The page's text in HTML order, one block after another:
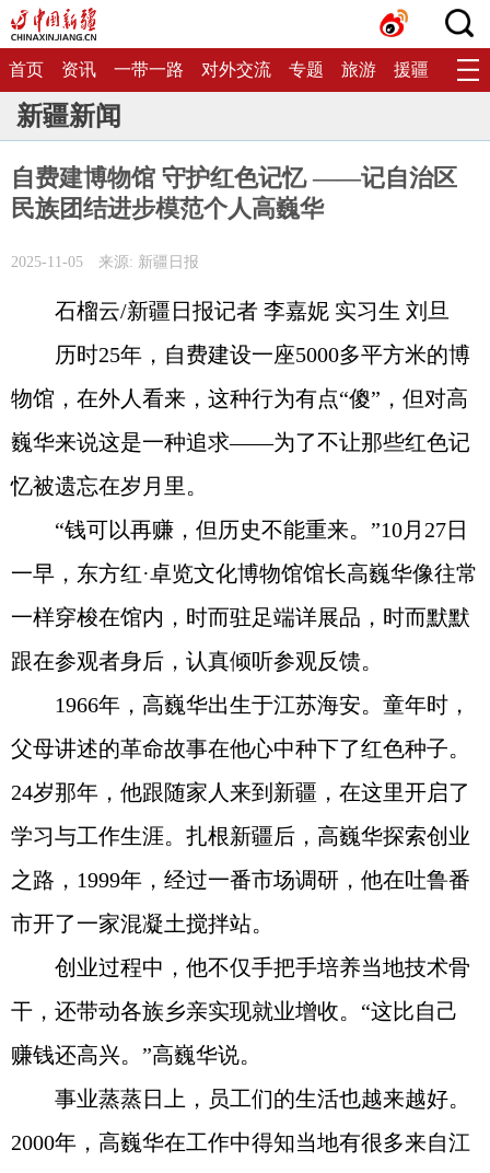
首页 资讯 一带一路 对外交流 专题 旅游 援疆 生态
新疆新闻
自费建博物馆 守护红色记忆 ——记自治区
民族团结进步模范个人高巍华
2025-11-05 来源: 新疆日报
石榴云/新疆日报记者 李嘉妮 实习生 刘旦
历时25年，自费建设一座5000多平方米的博
物馆，在外人看来，这种行为有点“傻”，但对高
巍华来说这是一种追求——为了不让那些红色记
忆被遗忘在岁月里。
“钱可以再赚，但历史不能重来。”10月27日
一早，东方红·卓览文化博物馆馆长高巍华像往常
一样穿梭在馆内，时而驻足端详展品，时而默默
跟在参观者身后，认真倾听参观反馈。
1966年，高巍华出生于江苏海安。童年时，
父母讲述的革命故事在他心中种下了红色种子。
24岁那年，他跟随家人来到新疆，在这里开启了
学习与工作生涯。扎根新疆后，高巍华探索创业
之路，1999年，经过一番市场调研，他在吐鲁番
市开了一家混凝土搅拌站。
创业过程中，他不仅手把手培养当地技术骨
干，还带动各族乡亲实现就业增收。“这比自己
赚钱还高兴。”高巍华说。
事业蒸蒸日上，员工们的生活也越来越好。
2000年，高巍华在工作中得知当地有很多来自江